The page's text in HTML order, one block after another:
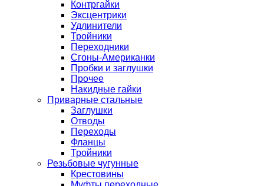
Контргайки
Эксцентрики
Удлинители
Тройники
Переходники
Сгоны-Американки
Пробки и заглушки
Прочее
Накидные гайки
Приварные стальные
Заглушки
Отводы
Переходы
Фланцы
Тройники
Резьбовые чугунные
Крестовины